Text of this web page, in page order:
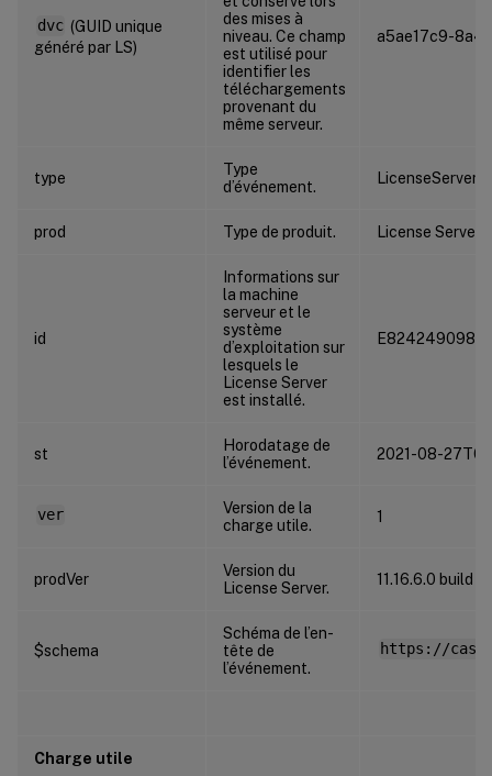
dvc (GUID unique
généré par LS)
des mises à
niveau. Ce champ
est utilisé pour
identifier les
téléchargements
provenant du
même serveur.
a5ae17c9-
type
Type
d’événement.
prod Type de produit. License Server
id
Informations sur
la machine
serveur et le
système
d’exploitation sur
lesquels le
License Server
est installé.
st
Horodatage de
l’événement.
2021-08-
ver
Version de la
charge utile.
1
prodVer
Version du
License Server.
11.16.6.0 build
$schema
Schéma de l’en-
tête de
l’événement.
https://
Charge utile